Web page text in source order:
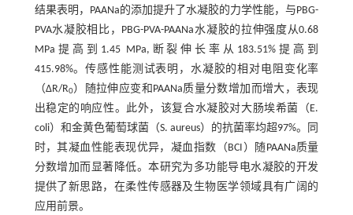
结果表明，PAANa的添加提升了水凝胶的力学性能，与PBG-
PVA水凝胶相比，PBG-PVA-PAANa水凝胶的拉伸强度从0.68
MPa提高到1.45 MPa,断裂伸长率从183.51%提高到
415.98%。传感性能测试表明，水凝胶的相对电阻变化率
（ΔR/R0）随拉伸应变和PAANa质量分数增加而增大，表现
出稳定的响应性。此外，该复合水凝胶对大肠埃希菌（E.
coli）和金黄色葡萄球菌（S. aureus）的抗菌率均超97%。同
时，其凝血性能表现优异，凝血指数（BCI）随PAANa质量
分数增加而显著降低。本研究为多功能导电水凝胶的开发
提供了新思路，在柔性传感器及生物医学领域具有广阔的
应用前景。